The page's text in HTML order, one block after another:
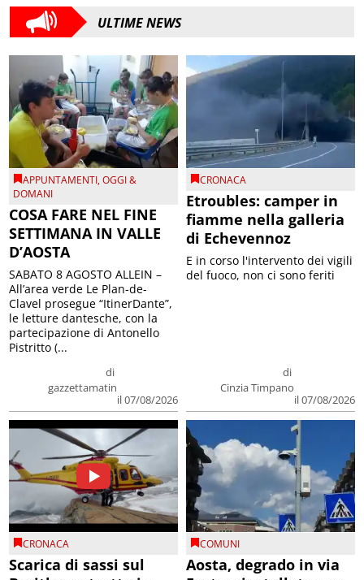
ULTIME NEWS
APPUNTAMENTI,OGGI &
DOMANI
COSA FARE NEL FINE
SETTIMANA IN VALLE
D’AOSTA
di
gazzettamatin
il 07/08/2026
SABATO 8 AGOSTO ALLEIN –
All’area verde Le Plan-de-
Clavel prosegue “ItinerDante”,
le letture dantesche, con la
partecipazione di Antonello
Pistritto (...
CRONACA
Etroubles: camper in
fiamme nella galleria
di Echevennoz
di
Cinzia Timpano
il 07/08/2026
E in corso l'intervento dei vigili
del fuoco, non ci sono feriti
CRONACA
Scarica di sassi sul
COMUNI
Aosta, degrado in via